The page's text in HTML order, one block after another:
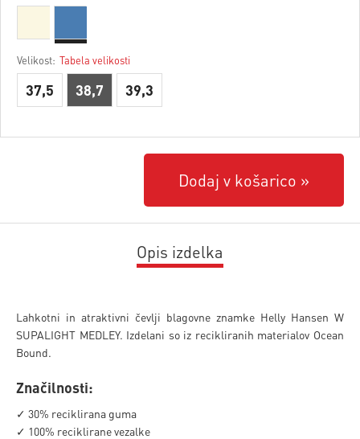
Velikost: Tabela velikosti
37,5 38,7 39,3
Dodaj v košarico
Opis izdelka
Lahkotni in atraktivni čevlji blagovne znamke Helly Hansen W
SUPALIGHT MEDLEY. Izdelani so iz recikliranih materialov Ocean
Bound.
Značilnosti:
✓ 30% reciklirana guma
✓ 100% reciklirane vezalke